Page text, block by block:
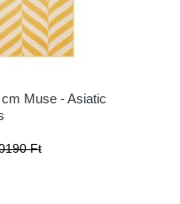
Muse - Asiatic
Ft